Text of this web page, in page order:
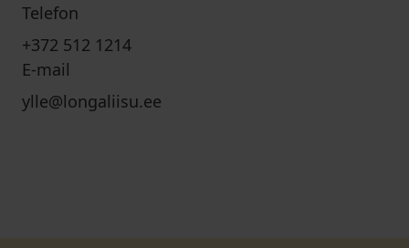
Telefon
+372 512 1214
E-mail
ylle@longaliisu.ee